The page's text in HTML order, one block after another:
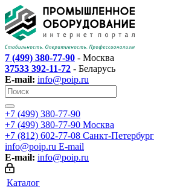
7 (499) 380-77-90 - Москва
37533 392-11-72 - Беларусь
E-mail: info@poip.ru
+7 (499) 380-77-90
+7 (499) 380-77-90 Москва
+7 (812) 602-77-08 Санкт-Петербург
info@poip.ru E-mail
E-mail: info@poip.ru
Каталог